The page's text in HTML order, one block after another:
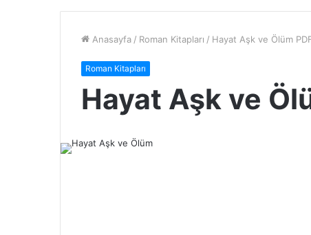
Anasayfa / Roman Kitapları / Hayat Aşk ve Ölüm
Roman Kitapları
Hayat Aşk ve